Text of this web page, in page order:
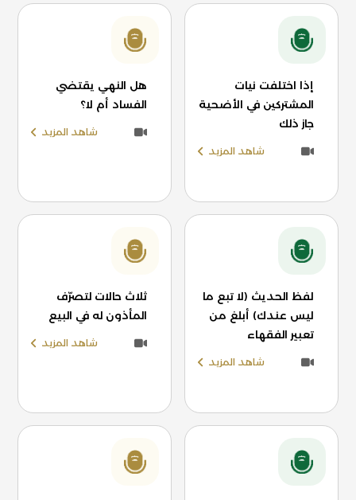
إذا اختلفت نيات
المشتركين في الأضحية
جاز ذلك
شاهد المزيد
هل النهي يقتضي
الفساد أم لا؟
شاهد المزيد
لفظ الحديث (لا تبع ما
ليس عندك) أبلغ من
تعبير الفقهاء
شاهد المزيد
ثلاث حالات لتصرّف
المأذون له في البيع
شاهد المزيد